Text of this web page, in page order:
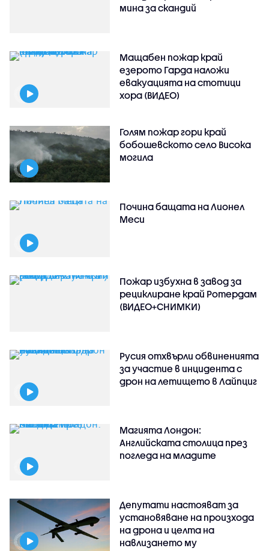
мина за скандий
Мащабен пожар край
езерото Гарда наложи
евакуацията на стотици
хора (ВИДЕО)
Голям пожар гори край
бобошевското село Висока
могила
Почина бащата на Лионел
Меси
Пожар избухна в завод за
рециклиране край Ротердам
(ВИДЕО+СНИМКИ)
Русия отхвърли обвиненията
за участие в инцидента с
дрон на летището в Лайпциг
Магията Лондон:
Английската столица през
погледа на младите
Депутати настояват за
установяване на произхода
на дрона и целта на
навлизането му